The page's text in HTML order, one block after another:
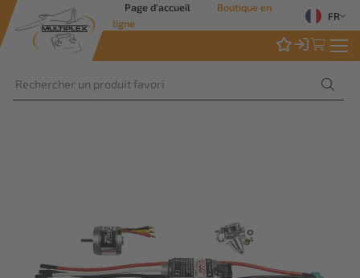
Page d'accueil
Boutique en
ligne
FR